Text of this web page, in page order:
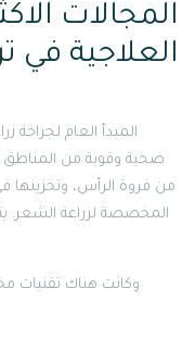
المجالات
العلاجية في
المبدأ العام لجراحة
صحية وقوية من المناطق
من فروة الرأس، وتخزينها
المخصصة لزراعة الشعر.
وكانت هناك تقنيات